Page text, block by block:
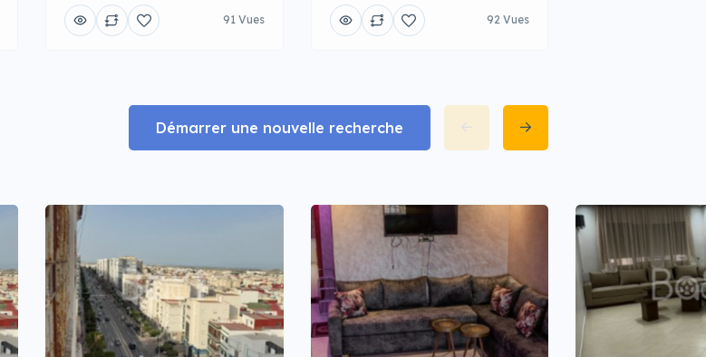
91 Vues 92 Vues
Démarrer une nouvelle recherche